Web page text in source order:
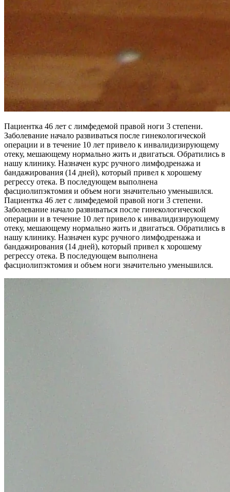
Пациентка 46 лет с лимфедемой правой ноги 3 степени.
Заболевание начало развиваться после гинекологической
операции и в течение 10 лет привело к инвалидизирующему
отеку, мешающему нормально жить и двигаться. Обратились в
нашу клинику. Назначен курс ручного лимфодренажа и
бандажирования (14 дней), который привел к хорошему
регрессу отека. В последующем выполнена
фасциолипэктомия и объем ноги значительно уменьшился.
Пациентка 46 лет с лимфедемой правой ноги 3 степени.
Заболевание начало развиваться после гинекологической
операции и в течение 10 лет привело к инвалидизирующему
отеку, мешающему нормально жить и двигаться. Обратились в
нашу клинику. Назначен курс ручного лимфодренажа и
бандажирования (14 дней), который привел к хорошему
регрессу отека. В последующем выполнена
фасциолипэктомия и объем ноги значительно уменьшился.